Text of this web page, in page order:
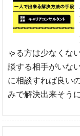
ゃる方は少なくな
談する相手がいな
に相談すれば良い
みで解決出来そう